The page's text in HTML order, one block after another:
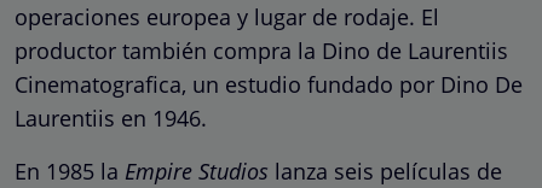
operaciones europea y lugar de rodaje. El
productor también compra la Dino de Laurentiis
Cinematografica, un estudio fundado por Dino De
Laurentiis en 1946.
En 1985 la Empire Studios lanza seis películas de